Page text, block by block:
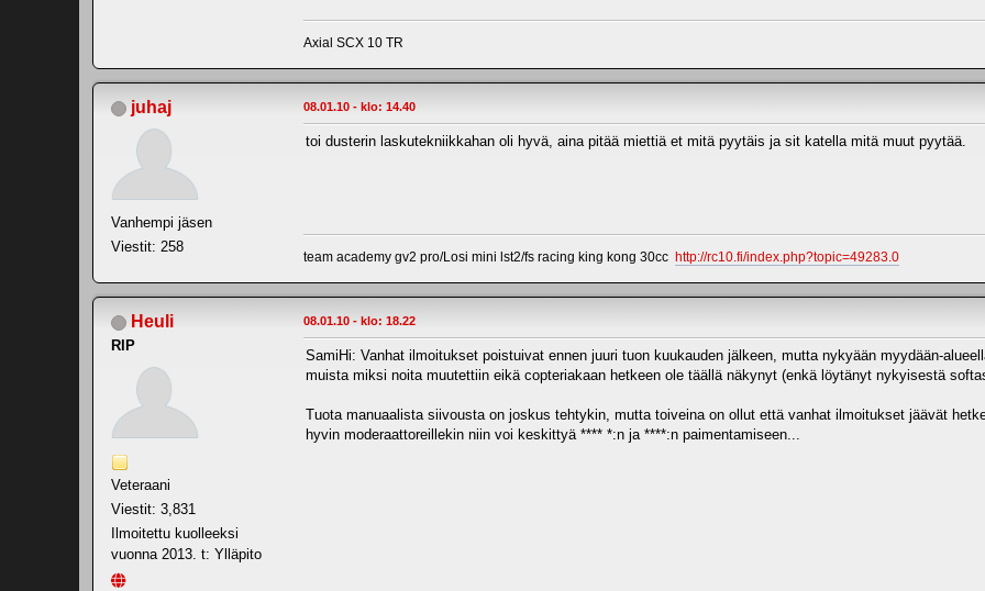
Axial SCX 10 TR
juhaj
Vanhempi jäsen
Viestit: 258
08.01.10 - klo: 14.40
toi dusterin laskutekniikkahan oli hyvä, aina pitää miettiä et mitä pyytäis ja sit katella mitä muut pyytää.
team academy gv2 pro/Losi mini lst2/fs racing king kong 30cc http://rc10.fi/index.php?topic=49283.0
Heuli
RIP
Veteraani
Viestit: 3,831
Ilmoitettu kuolleeksi
vuonna 2013. t: Ylläpito
08.01.10 - klo: 18.22
SamiHi: Vanhat ilmoitukset poistuivat ennen juuri tuon kuukauden jälkeen, mutta nykyään myydään-
muista miksi noita muutettiin eikä copteriakaan hetkeen ole täällä näkynyt (enkä löytänyt nykyisestä
Tuota manuaalista siivousta on joskus tehtykin, mutta toiveina on ollut että vanhat ilmoitukset jäävät
hyvin moderaattoreillekin niin voi keskittyä **** *:n ja ****:n paimentamiseen...